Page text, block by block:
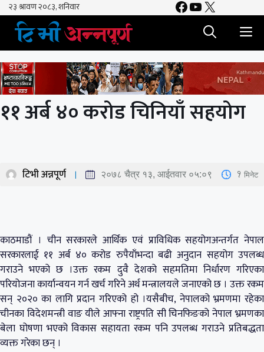
Skip
content
Facebook
YouTube
X
११ अर्ब ४० करोड चिनियाँ सहयोग
टिभी अन्नपूर्ण २०७८ चैत्र १३, आईतवार ०५:०९ 1 मिनेट
काठमाडौं । चीन सरकारले आर्थिक एवं प्राविधिक सहयोगअन्तर्गत नेपाल
सरकारलाई ११ अर्ब ४० करोड रुपैयाँभन्दा बढी अनुदान सहयोग उपलब्ध
गराउने भएको छ ।उक्त रकम दुवै देशको सहमतिमा निर्धारण गरिएका
परियोजना कार्यान्वयन गर्न खर्च गरिने अर्थ मन्त्रालयले जनाएको छ । उक्त रकम
सन् २०२० का लागि प्रदान गरिएको हो ।यसैबीच, नेपालको भ्रमणमा रहेका
चीनका विदेशमन्त्री वाङ यीले आफ्ना राष्ट्रपति सी चिनफिङको नेपाल भ्रमणका
बेला घोषणा भएको विकास सहायता रकम पनि उपलब्ध गराउने प्रतिबद्धता
व्यक्त गरेका छन् ।